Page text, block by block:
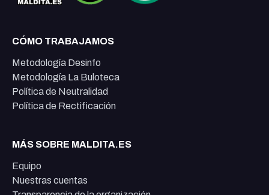
CÓMO TRABAJAMOS
Metodología Desinfo
Metodología La Buloteca
Política de Neutralidad
Política de Rectificación
MÁS SOBRE MALDITA.ES
Equipo
Nuestras cuentas